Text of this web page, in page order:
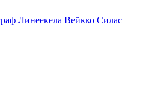
Линеекела Вейкко Силас